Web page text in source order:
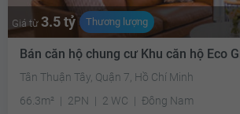
Giá từ 3.5 tỷ Thương lượng
Bán căn hộ chung cư Khu căn hộ Eco
Tân Thuận Tây, Quận 7, Hồ Chí Minh
66.3m²
2PN 2 WC Đông Nam